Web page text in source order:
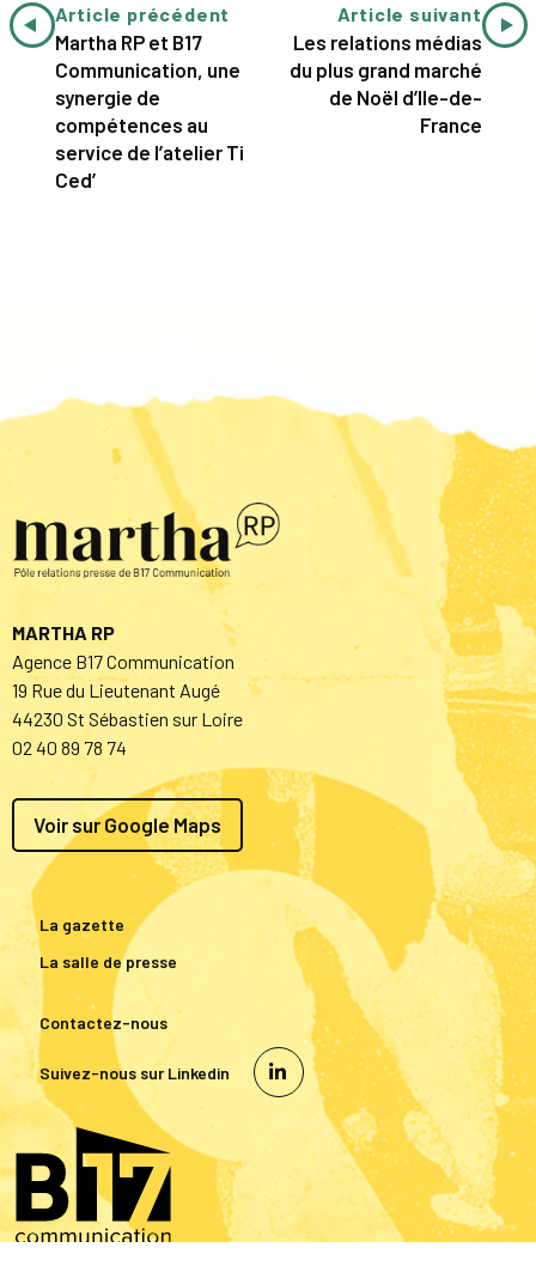
Article précédent
Martha RP et B17
Communication, une
synergie de
compétences au
service de l’atelier Ti
Ced’
Article suivant
Les relations médias
du plus grand marché
de Noël d’Ile-de-
France
MARTHA RP
Agence B17 Communication
19 Rue du Lieutenant Augé
44230 St Sébastien sur Loire
02 40 89 78 74
Voir sur Google Maps
La gazette
La salle de presse
Contactez-nous
Suivez-nous sur Linkedin